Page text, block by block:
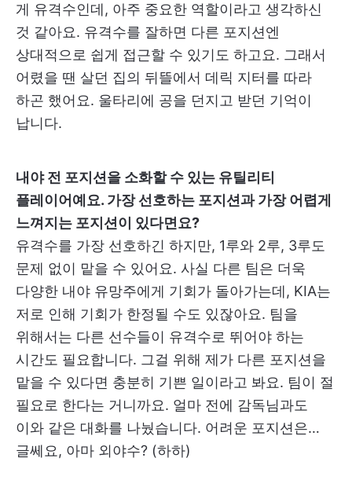
게 유격수인데, 아주 중요한 역할이라고 생각하신
것 같아요. 유격수를 잘하면 다른 포지션엔
상대적으로 쉽게 접근할 수 있기도 하고요. 그래서
어렸을 땐 살던 집의 뒤뜰에서 데릭 지터를 따라
하곤 했어요. 울타리에 공을 던지고 받던 기억이
납니다.
내야 전 포지션을 소화할 수 있는 유틸리티
플레이어예요. 가장 선호하는 포지션과 가장 어렵게
느껴지는 포지션이 있다면요?
유격수를 가장 선호하긴 하지만, 1루와 2루, 3루도
문제 없이 맡을 수 있어요. 사실 다른 팀은 더욱
다양한 내야 유망주에게 기회가 돌아가는데, KIA는
저로 인해 기회가 한정될 수도 있잖아요. 팀을
위해서는 다른 선수들이 유격수로 뛰어야 하는
시간도 필요합니다. 그걸 위해 제가 다른 포지션을
맡을 수 있다면 충분히 기쁜 일이라고 봐요. 팀이 절
필요로 한다는 거니까요. 얼마 전에 감독님과도
이와 같은 대화를 나눴습니다. 어려운 포지션은…
글쎄요, 아마 외야수? (하하)